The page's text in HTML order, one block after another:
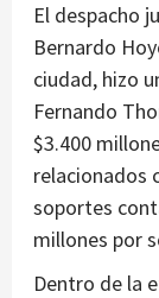
El despacho
Bernardo
ciudad, hizo
Fernando
$3.400
relacionados
soportes
millones por
Dentro de la